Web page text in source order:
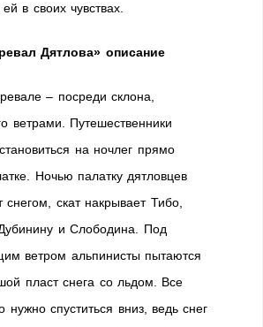
в своих чувствах.
Дятлова» описание
– посреди склона,
ветрами. Путешественники
на ночлег прямо
Ночью палатку дятловцев
снегом, скат накрывает Тибо,
и Слободина. Под
ветром альпинисты пытаются
пласт снега со льдом. Все
нужно спуститься вниз, ведь снег